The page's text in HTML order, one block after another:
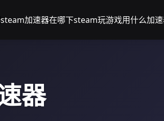
steam加速器在哪下steam玩游戏用什么加
器